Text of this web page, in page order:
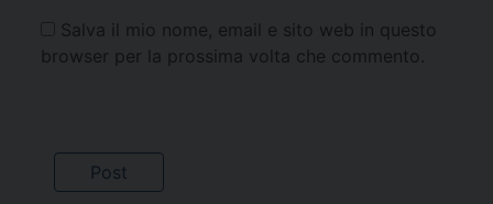
Salva il mio nome, email e sito web in questo
browser per la prossima volta che commento.